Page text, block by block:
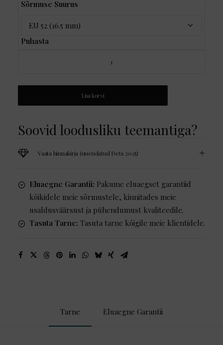
Sõrmuse Suurus
Puhasta
kogus
Lisa korvi
Soovid loodusliku teemantiga?
Vaata hinnakirja (uuendatud Dets 2025)
Eluaegne Garantii: Pakume eluaegset garantiid
kõikidele meie sõrmustele, kinnitades meie
usaldusväärsust ja pühendumust kvaliteedile.
Tasuta Tarne: Tasuta tarne kõigile meie klientidele.
Tarne Eluaegne Garantii